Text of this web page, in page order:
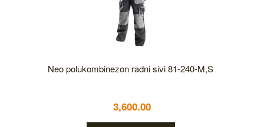
Neo polukombinezon radni sivi 81-240-M,S
3,600.00